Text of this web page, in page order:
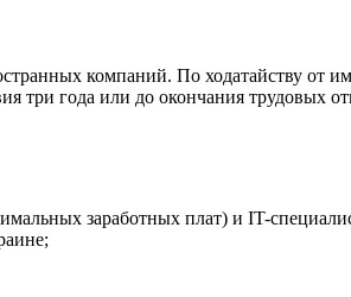
компаний. По ходатайству от
три года или до окончания трудовых
заработных плат) и IT-